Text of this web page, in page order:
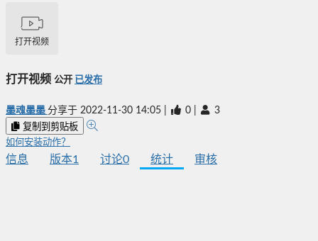
打开视频
打开视频 公开 已发布
墨魂墨墨 分享于 2022-11-30 14:05 0 3
复制到剪贴板
如何安装动作？
信息 版本1 讨论0 统计 审核